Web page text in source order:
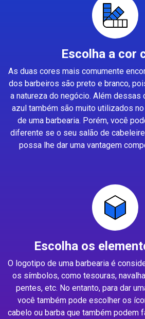
Escolha a cor
As duas cores mais comumente
dos barbeiros são preto e branco,
a natureza do negócio. Além dessas
azul também são muito utilizados
de uma barbearia. Porém, você
diferente se o seu salão de
possa lhe dar uma vantagem
Escolha os
O logotipo de uma barbearia é
os símbolos, como tesouras,
pentes, etc. No entanto, para dar
você também pode escolher os
cabelo ou barba que também podem